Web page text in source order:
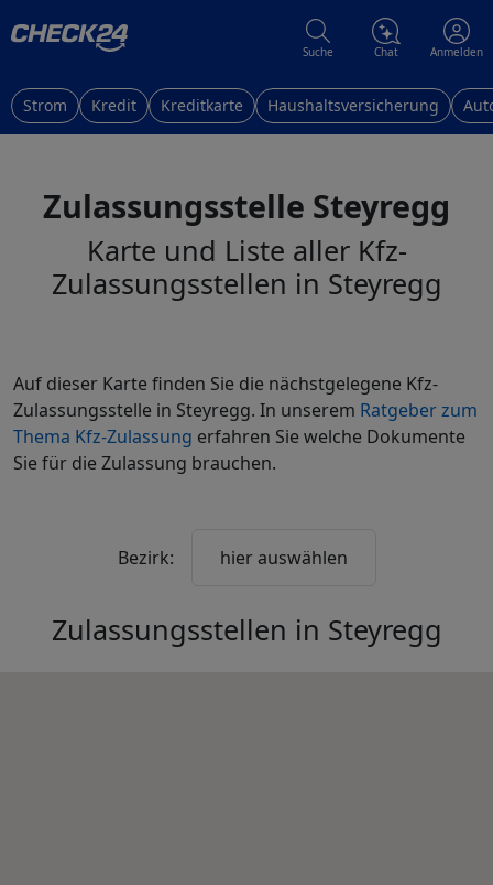
Suche Chat Anmelden
Strom Kredit Kreditkarte Haushaltsversicherung
Zulassungsstelle Steyregg
Karte und Liste aller Kfz-
Zulassungsstellen in Steyregg
Auf dieser Karte finden Sie die nächstgelegene Kfz-
Zulassungsstelle in Steyregg. In unserem Ratgeber zum
Thema Kfz-Zulassung erfahren Sie welche Dokumente
Sie für die Zulassung brauchen.
Bezirk: hier auswählen
Zulassungsstellen in Steyregg